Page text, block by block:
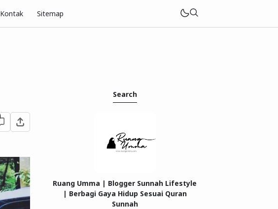
Kontak Sitemap
Search
Ruang Umma | Blogger Sunnah Lifestyle
| Berbagi Gaya Hidup Sesuai Quran
Sunnah